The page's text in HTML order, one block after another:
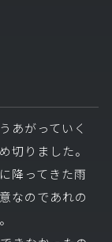
あがっていく
切りました。
降ってきた雨
なのであれの